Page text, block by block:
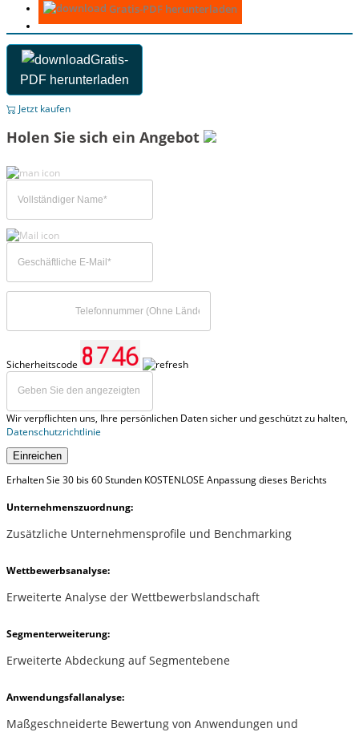
Gratis-PDF herunterladen
Gratis-
PDF herunterladen
Jetzt kaufen
Holen Sie sich ein Angebot
Sicherheitscode
Wir verpflichten uns, Ihre persönlichen Daten sicher und geschützt zu halten,
Datenschutzrichtlinie
Einreichen
Erhalten Sie 30 bis 60 Stunden KOSTENLOSE Anpassung dieses Berichts
Unternehmenszuordnung:
Zusätzliche Unternehmensprofile und Benchmarking
Wettbewerbsanalyse:
Erweiterte Analyse der Wettbewerbslandschaft
Segmenterweiterung:
Erweiterte Abdeckung auf Segmentebene
Anwendungsfallanalyse:
Maßgeschneiderte Bewertung von Anwendungen und